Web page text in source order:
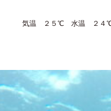
気温 ２５℃ 水温 ２４